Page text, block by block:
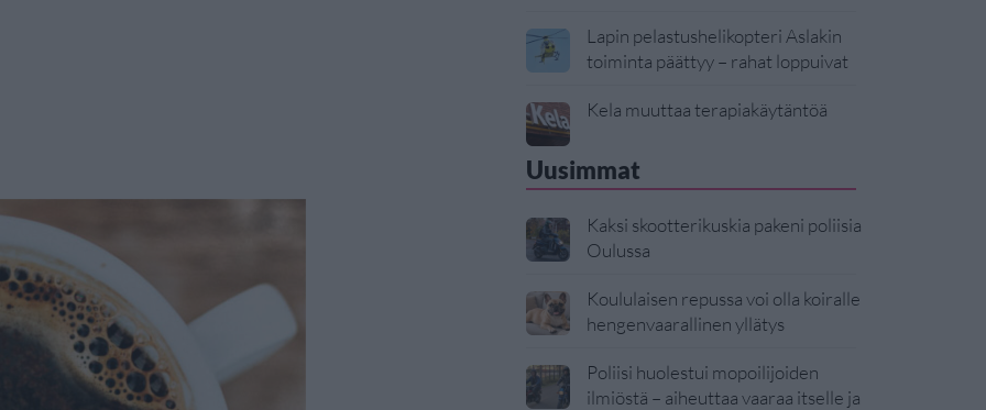
Lapin pelastushelikopteri Aslakin
toiminta päättyy – rahat loppuivat
Kela muuttaa terapiakäytäntöä
Uusimmat
Kaksi skootterikuskia pakeni poliisia
Oulussa
Koululaisen repussa voi olla koiralle
hengenvaarallinen yllätys
Poliisi huolestui mopoilijoiden
ilmiöstä – aiheuttaa vaaraa itselle ja